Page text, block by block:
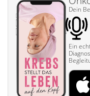
Dein
Ein